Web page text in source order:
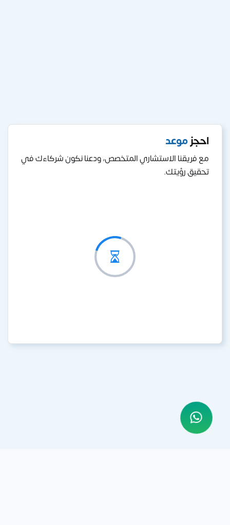
احجزموعد
مع فريقنا الاستشاري المتخصص، ودعنا نكون شركاءك في
تحقيق رؤيتك.